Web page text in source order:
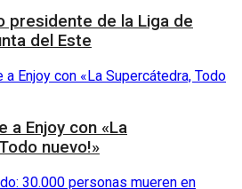
presidente de la Liga de
del Este
a Enjoy con «La
nuevo!»